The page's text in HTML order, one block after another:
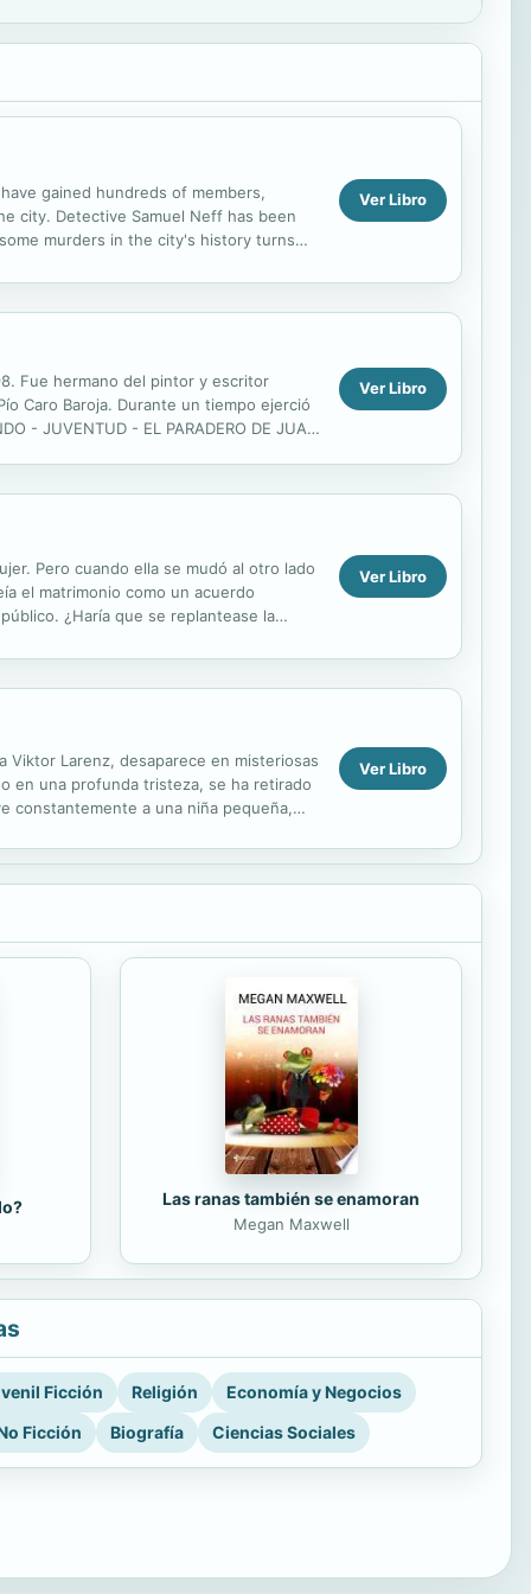
gained hundreds of members,
city. Detective Samuel Neff has been
murders in the city's history turns
Ver Libro
Fue hermano del pintor y escritor
Caro Baroja. Durante un tiempo ejerció
- JUVENTUD - EL PARADERO DE JUAN
Ver Libro
Pero cuando ella se mudó al otro lado
el matrimonio como un acuerdo
¿Haría que se replantease la
Ver Libro
Larenz, desaparece en misteriosas
en una profunda tristeza, se ha retirado
constantemente a una niña pequeña,
Ver Libro
Las ranas también se enamoran
Megan Maxwell
Ficción Religión
Economía y Negocios
Ficción
Biografía Ciencias Sociales